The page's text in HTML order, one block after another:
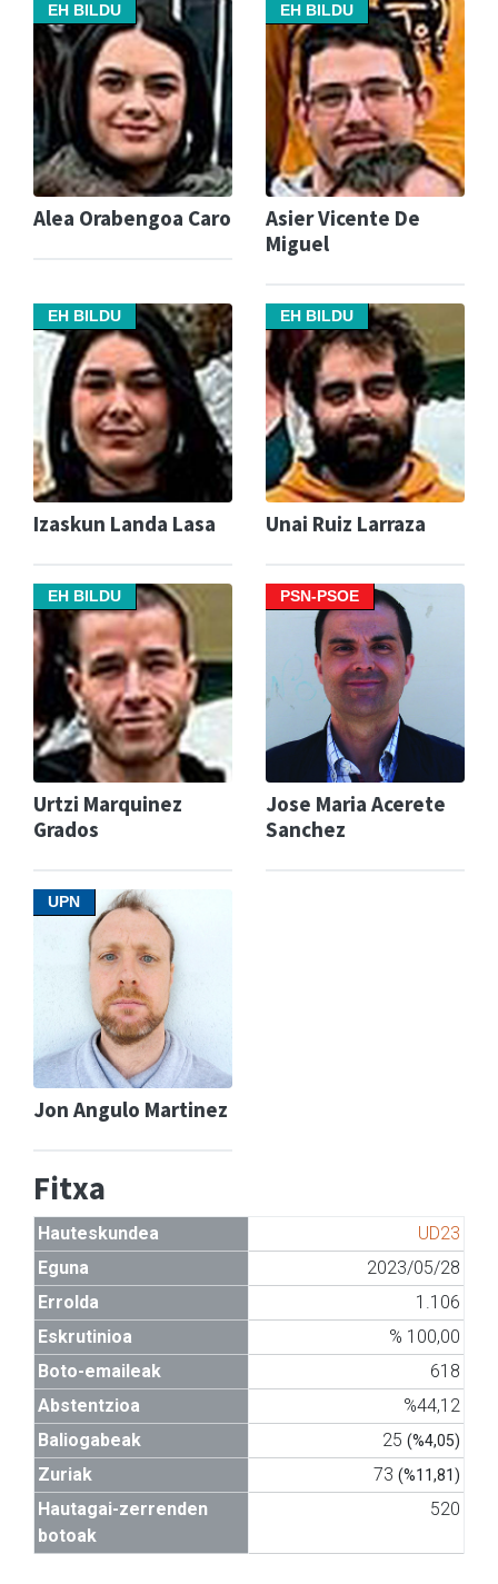
EH BILDU
Alea Orabengoa Caro
EH BILDU
Asier Vicente De
Miguel
EH BILDU
Izaskun Landa Lasa
EH BILDU
Unai Ruiz Larraza
EH BILDU
Urtzi Marquinez
Grados
PSN-PSOE
Jose Maria Acerete
Sanchez
UPN
Jon Angulo Martinez
Fitxa
Hauteskundea
UD23
Eguna
2023/05/28
Errolda
1.106
Eskrutinioa
% 100,00
Boto-emaileak
618
Abstentzioa
%44,12
Baliogabeak
25 (%4,05)
Zuriak 73 (%11,81)
Hautagai-zerrenden
botoak
520